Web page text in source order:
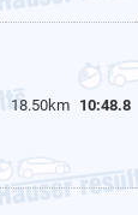
18.50km 10:48.8